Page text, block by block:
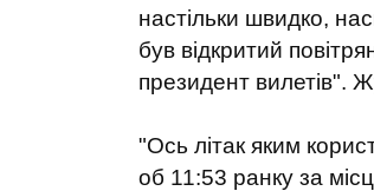
настільки швидко,
був відкритий
президент вилетів".
"Ось літак яким
об 11:53 ранку за